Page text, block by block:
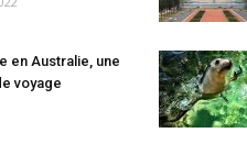
en Australie, une
voyage